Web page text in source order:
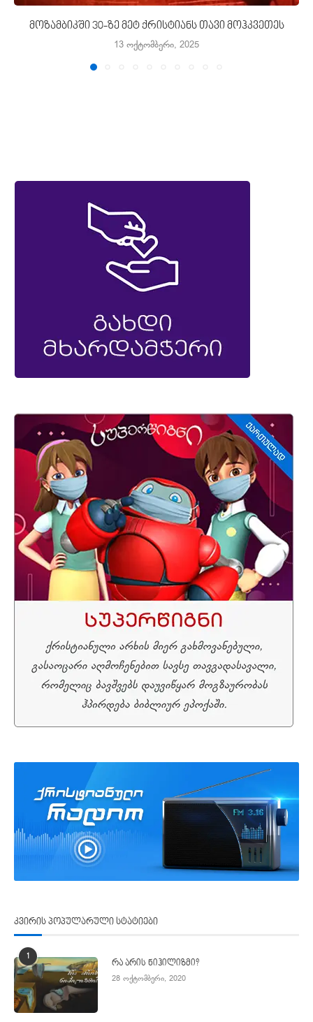
მოზამბიკში 30-ზე მეტ ქრისტიანს თავი მოჰკვეთეს
13 ოქტომბერი, 2025
კვირის პოპულარული სტატიები
1
რა არის ნიჰილიზმი?
28 ოქტომბერი, 2020